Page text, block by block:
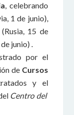
, celebrando
1 de junio),
(Rusia, 15 de
junio) .
por el
de Cursos
y el
Centro del